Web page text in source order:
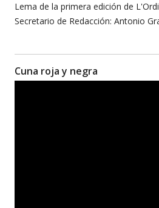
Lema de la primera edición de
Secretario de Redacción: Antonio
Cuna roja y negra